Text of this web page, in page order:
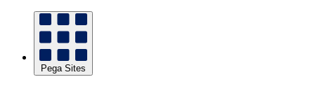
Pega Sites